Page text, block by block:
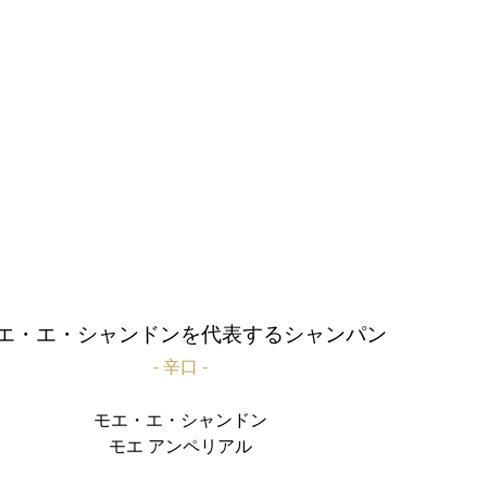
・エ・シャンドンを代表するシャンパン
- 辛口 -
モエ・エ・シャンドン
モエ アンペリアル